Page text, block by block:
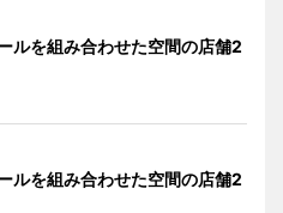
ルを組み合わせた空間の店舗2
ルを組み合わせた空間の店舗2